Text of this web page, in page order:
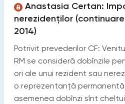
Anastasia Certan:
nerezidenților (continuare
2014)
Potrivit prevederilor CF:
RM se consideră dobînzile
ori ale unui rezident sau
o reprezentanță permanentă
asemenea dobînzi sînt